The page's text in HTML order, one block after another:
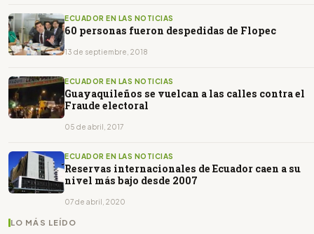
ECUADOR EN LAS NOTICIAS
60 personas fueron despedidas de Flopec
13 de septiembre, 2018
ECUADOR EN LAS NOTICIAS
Guayaquileños se vuelcan a las calles contra el
Fraude electoral
05 de abril, 2017
ECUADOR EN LAS NOTICIAS
Reservas internacionales de Ecuador caen a su
nivel más bajo desde 2007
07 de abril, 2020
LO MÁS LEÍDO